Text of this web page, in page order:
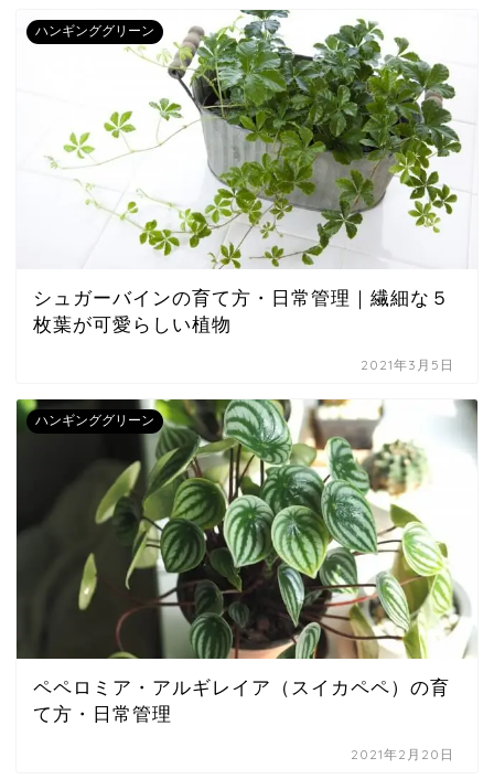
ハンギンググリーン
シュガーバインの育て方・日常管理｜繊細な５
枚葉が可愛らしい植物
2021年3月5日
ハンギンググリーン
ペペロミア・アルギレイア（スイカペペ）の育
て方・日常管理
2021年2月20日